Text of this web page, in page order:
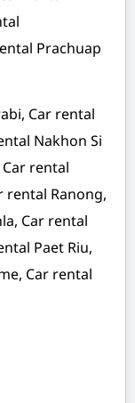
Prachuap
Car rental
Nakhon Si
rental
rental Ranong,
Car rental
Paet Riu,
Car rental